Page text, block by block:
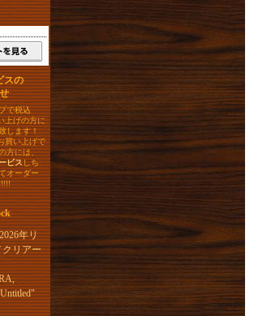
スの
で税込
上げの方に
します！
買い上げで
方には、
ビスしち
オーダー
年リ
クリアー